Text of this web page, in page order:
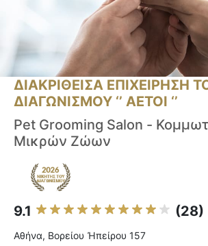
ΔΙΑΚΡΙΘΕΙΣΑ ΕΠΙΧΕΙΡΗΣΗ
ΔΙΑΓΩΝΙΣΜΟΥ ‘’ ΑΕΤΟΙ ‘’
Pet Grooming Salon -
Μικρών Ζώων
9.1 (28)
Αθήνα, Βορείου Ἠπείρου 157